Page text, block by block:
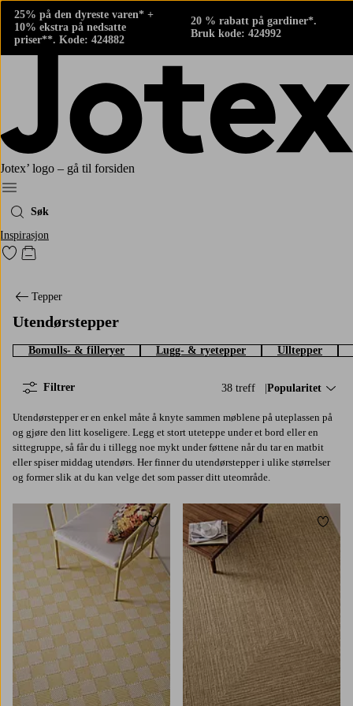
25% på den dyreste varen* +
10% ekstra på nedsatte
priser**. Kode: 424882
20 % rabatt på gardiner*.
Bruk kode: 424992
Jotex’ logo – gå til forsiden
Meny
Søk
Inspirasjon
Gå til favorittmerkede produkter
Gå til handlekurven
Tepper
Utendørstepper
Bomulls- & filleryer Lugg- & ryetepper Ulltepper
38 treff Sorter på:
Popularitet
Filtrer
Utendørstepper er en enkel måte å knyte sammen møblene på uteplassen på
og gjøre den litt koseligere. Legg et stort uteteppe under et bord eller en
sittegruppe, så får du i tillegg noe mykt under føttene når du tar en matbit
eller spiser middag utendørs. Her finner du utendørstepper i ulike størrelser
og former slik at du kan velge det som passer ditt uteområde.
Legg til favoritter
80X150 160X230 200X290
Legg
80X150160X230 200X290